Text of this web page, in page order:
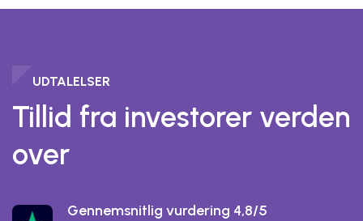
UDTALELSER
Tillid fra investorer verden
over
Gennemsnitlig vurdering 4,8/5